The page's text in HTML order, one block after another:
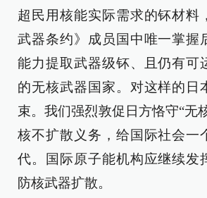
超民用核能实际需求的钚材料
武器条约》成员国中唯一掌握
能力提取武器级钚、且仍有可
的无核武器国家。对这样的日
束。我们强烈敦促日方恪守“无
核不扩散义务，给国际社会一
代。国际原子能机构应继续发
防核武器扩散。